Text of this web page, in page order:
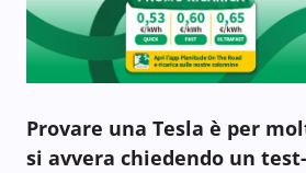
Provare una Tesla è per
si avvera chiedendo un